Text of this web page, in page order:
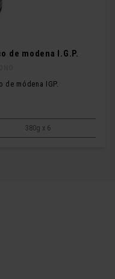
de modena I.G.P.
de módena IGP.
380g x 6